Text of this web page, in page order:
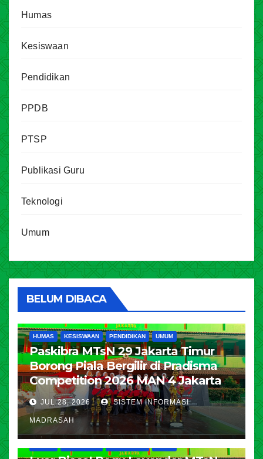
Humas
Kesiswaan
Pendidikan
PPDB
PTSP
Publikasi Guru
Teknologi
Umum
BELUM DIBACA
HUMAS KESISWAAN PENDIDIKAN UMUM
Paskibra MTsN 29 Jakarta Timur
Borong Piala Bergilir di Pradisma
Competition 2026 MAN 4 Jakarta
JUL 28, 2026 SISTEM INFORMASI
MADRASAH